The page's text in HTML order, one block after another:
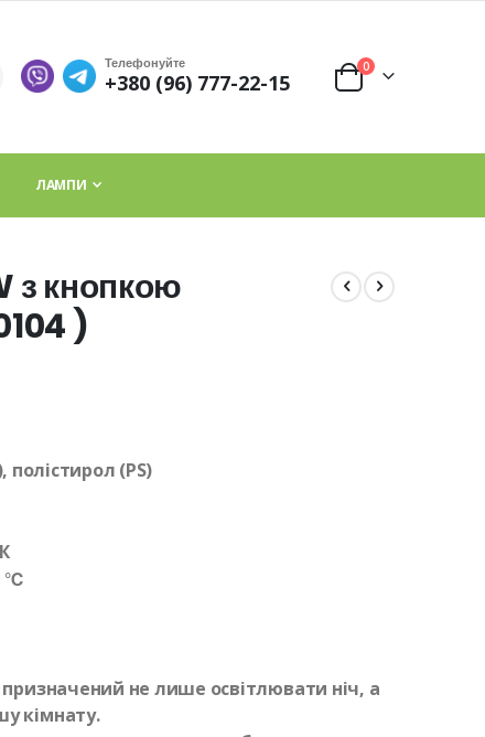
Телефонуйте
+380 (96) 777-22-15 Cart
0елементи
ЛАМПИ
з кнопкою
)
полістирол (PS)
℃
призначений не лише освітлювати ніч, а
кімнату.